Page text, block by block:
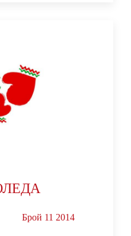
Брой 11 2014